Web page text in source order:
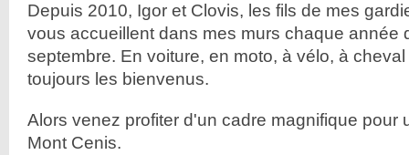
Depuis 2010, Igor et Clovis, les fils de mes
vous accueillent dans mes murs chaque année
septembre. En voiture, en moto, à vélo, à
toujours les bienvenus.
Alors venez profiter d'un cadre magnifique pour
Mont Cenis.